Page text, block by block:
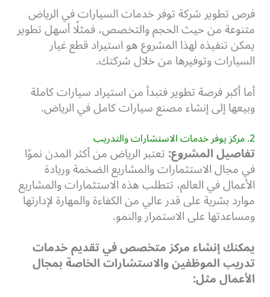
فرص تطوير شركة توفر خدمات السيارات في الرياض
متنوعة من حيث الحجم والتخصص، فمثلًا أسهل تطوير
يمكن تنفيذه لهذا المشروع هو استيراد قطع غيار
السيارات وتوفيرها من خلال شركتك.
أما أكبر فرصة تطوير فتبدأ من استيراد سيارات كاملة
وبيعها إلى إنشاء مصنع سيارات كامل في الرياض.
2. مركز يوفر خدمات الاستشارات والتدريب
تفاصيل المشروع:تعتبر الرياض من أكثر المدن نموًا
في مجال الاستثمارات والمشاريع الضخمة وريادة
الأعمال في العالم، تتطلب هذه الاستثمارات والمشاريع
موارد بشرية على قدر عالي من الكفاءة والمهارة لإدارتها
ومساعدتها على الاستمرار والنمو.
يمكنك إنشاء مركز متخصص في تقديم خدمات
تدريب الموظفين والاستشارات الخاصة بمجال
الأعمال مثل: